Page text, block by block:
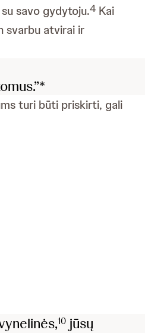
savo gydytoju.4 Kai
svarbu atvirai ir
turi būti priskirti, gali
10jūsų